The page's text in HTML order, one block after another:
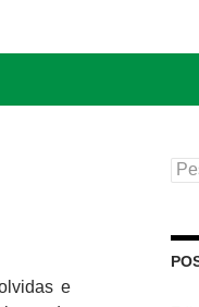
e
por: